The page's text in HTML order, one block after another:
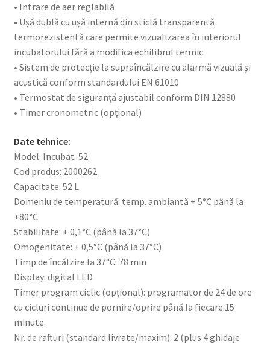
• Intrare de aer reglabilă
• Ușă dublă cu ușă internă din sticlă transparentă
termorezistentă care permite vizualizarea în interiorul
incubatorului fără a modifica echilibrul termic
• Sistem de protecție la supraîncălzire cu alarmă vizuală și
acustică conform standardului EN.61010
• Termostat de siguranță ajustabil conform DIN 12880
• Timer cronometric (opțional)
Date tehnice:
Model: Incubat-52
Cod produs: 2000262
Capacitate: 52 L
Domeniu de temperatură: temp. ambiantă + 5°C până la
+80°C
Stabilitate: ± 0,1°C (până la 37°C)
Omogenitate: ± 0,5°C (până la 37°C)
Timp de încălzire la 37°C: 78 min
Display: digital LED
Timer program ciclic (opțional): programator de 24 de ore
cu cicluri continue de pornire/oprire până la fiecare 15
minute.
Nr. de rafturi (standard livrate/maxim): 2 (plus 4 ghidaje